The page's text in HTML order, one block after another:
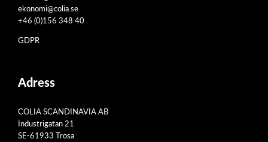
ekonomi@colia.se
+46 (0)156 348 40
GDPR
Adress
COLIA SCANDINAVIA AB
Industrigatan 21
SE-61933 Trosa